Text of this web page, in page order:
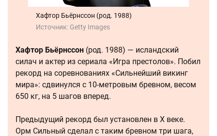
Хафтор Бьёрнссон (род. 1988)
Источник: Getty Images
Хафтор Бьёрнссон (род. 1988) — исландский
силач и актер из сериала «Игра престолов». Побил
рекорд на соревнованиях «Сильнейший викинг
мира»: сдвинулся с 10-метровым бревном, весом
650 кг, на 5 шагов вперед.
Предыдущий рекорд был установлен в X веке.
Орм Сильный сделал с таким бревном три шага,